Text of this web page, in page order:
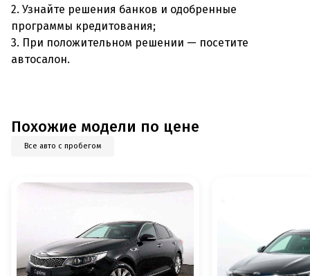
2. Узнайте решения банков и одобренные
программы кредитования;
3. При положительном решении — посетите
автосалон.
Похожие модели по цене
Все авто с пробегом